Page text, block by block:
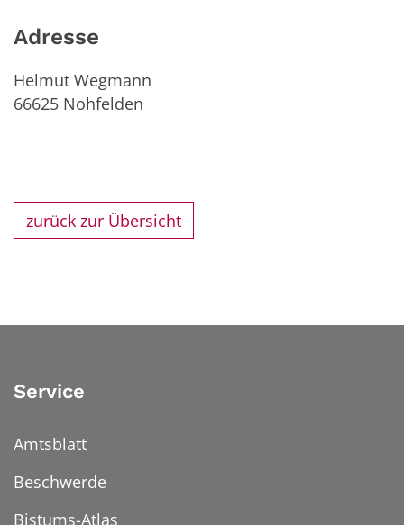
Adresse
Helmut Wegmann
66625 Nohfelden
zurück zur Übersicht
Service
Amtsblatt
Beschwerde
Bistums-Atlas